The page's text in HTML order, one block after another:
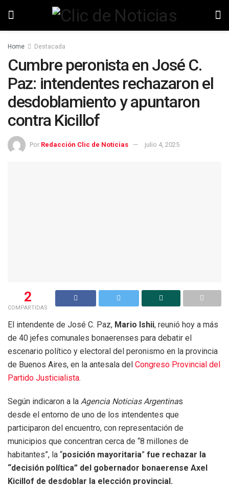
Home Destacada
Cumbre peronista en José C.
Paz: intendentes rechazaron el
desdoblamiento y apuntaron
contra Kicillof
Por Redacción Clic de Noticias julio 4, 2025
2
COMPARTIDAS
El intendente de José C. Paz, Mario Ishii, reunió hoy a más
de 40 jefes comunales bonaerenses para debatir el
escenario político y electoral del peronismo en la provincia
de Buenos Aires, en la antesala del Congreso Provincial del
Partido Justicialista.
Según indicaron a la Agencia Noticias Argentinas
desde el entorno de uno de los intendentes que
participaron del encuentro, con representación de
municipios que concentran cerca de “8 millones de
habitantes”, la “posición mayoritaria” fue rechazar la
“decisión política” del gobernador bonaerense Axel
Kicillof de desdoblar la elección provincial.